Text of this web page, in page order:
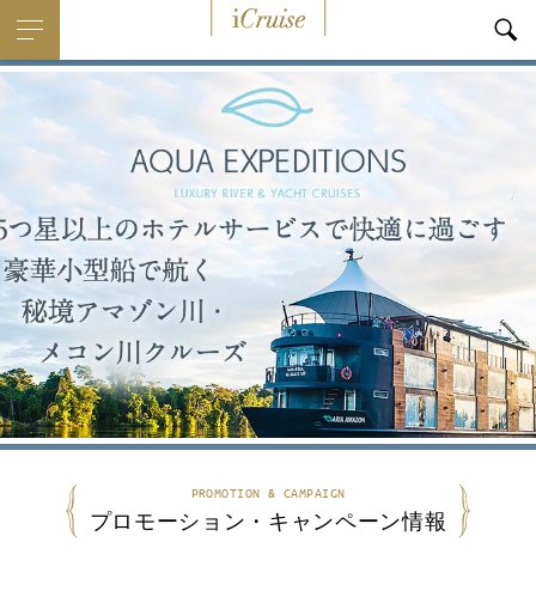
PROMOTION & CAMPAIGN
プロモーション・キャンペーン情報